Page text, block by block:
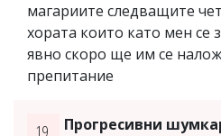
магариите следващите
хората които като мен се
явно скоро ще им се
препитание
19. Прогресивни